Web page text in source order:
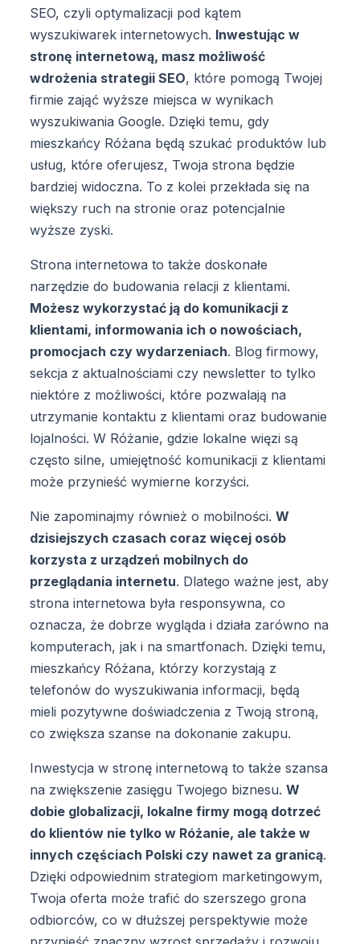
SEO, czyli optymalizacji pod kątem
wyszukiwarek internetowych. Inwestując w
stronę internetową, masz możliwość
wdrożenia strategii SEO, które pomogą Twojej
firmie zająć wyższe miejsca w wynikach
wyszukiwania Google. Dzięki temu, gdy
mieszkańcy Różana będą szukać produktów lub
usług, które oferujesz, Twoja strona będzie
bardziej widoczna. To z kolei przekłada się na
większy ruch na stronie oraz potencjalnie
wyższe zyski.
Strona internetowa to także doskonałe
narzędzie do budowania relacji z klientami.
Możesz wykorzystać ją do komunikacji z
klientami, informowania ich o nowościach,
promocjach czy wydarzeniach. Blog firmowy,
sekcja z aktualnościami czy newsletter to tylko
niektóre z możliwości, które pozwalają na
utrzymanie kontaktu z klientami oraz budowanie
lojalności. W Różanie, gdzie lokalne więzi są
często silne, umiejętność komunikacji z klientami
może przynieść wymierne korzyści.
Nie zapominajmy również o mobilności.W
dzisiejszych czasach coraz więcej osób
korzysta z urządzeń mobilnych do
przeglądania internetu. Dlatego ważne jest, aby
strona internetowa była responsywna, co
oznacza, że dobrze wygląda i działa zarówno na
komputerach, jak i na smartfonach. Dzięki temu,
mieszkańcy Różana, którzy korzystają z
telefonów do wyszukiwania informacji, będą
mieli pozytywne doświadczenia z Twoją stroną,
co zwiększa szanse na dokonanie zakupu.
Inwestycja w stronę internetową to także szansa
na zwiększenie zasięgu Twojego biznesu.W
dobie globalizacji, lokalne firmy mogą dotrzeć
do klientów nie tylko w Różanie, ale także w
innych częściach Polski czy nawet za granicą.
Dzięki odpowiednim strategiom marketingowym,
Twoja oferta może trafić do szerszego grona
odbiorców, co w dłuższej perspektywie może